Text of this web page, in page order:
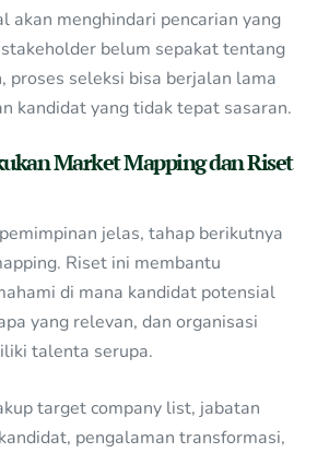
akan menghindari pencarian yang
belum sepakat tentang
proses seleksi bisa berjalan lama
kandidat yang tidak tepat sasaran.
Market Mapping dan Riset
jelas, tahap berikutnya
Riset ini membantu
di mana kandidat potensial
yang relevan, dan organisasi
talenta serupa.
target company list, jabatan
pengalaman transformasi,